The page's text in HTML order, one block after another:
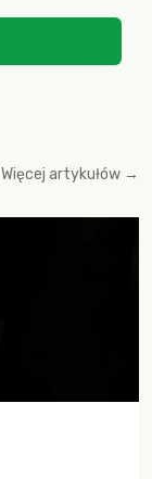
Więcej artykułów →